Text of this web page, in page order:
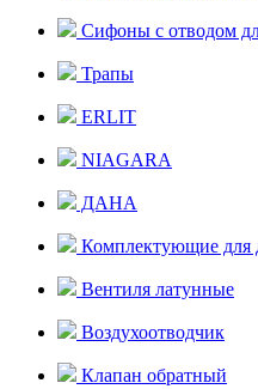
Сифоны с отводом
Трапы
ERLIT
NIAGARA
ДАНА
Комплектующие для
Вентиля латунные
Воздухоотводчик
Клапан обратный